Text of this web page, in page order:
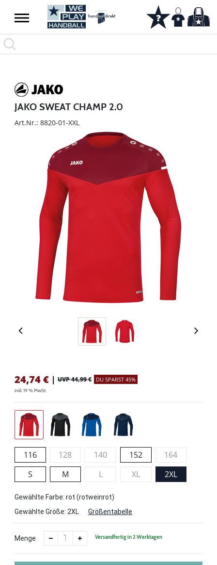
JAKO SWEAT CHAMP 2.0
Art.Nr.: 8820-01-XXL
24,74€ | UVP 44,99 € DU SPARST 45%
inkl. 19 % MwSt.
116 128 140 152
164
S
M L XL 2XL
Gewählte Farbe: rot (rotweinrot)
Gewählte Größe: 2XL Größentabelle
Menge Versandfertig in 2 Werktagen